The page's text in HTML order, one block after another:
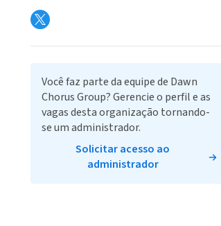
Você faz parte da equipe de Dawn
Chorus Group? Gerencie o perfil e as
vagas desta organização tornando-
se um administrador.
Solicitar acesso ao
administrador